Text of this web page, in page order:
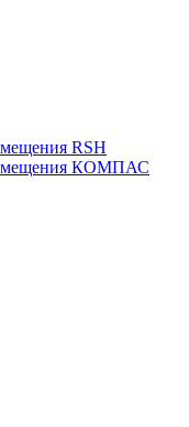
RSH
КОМПАС